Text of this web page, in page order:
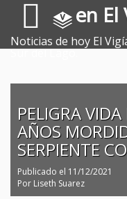
en El
Noticias de hoy El
Sur del Lago.
PELIGRA
AÑOS
SERPIENTE
Publicado el 11/12/2021
Por Liseth Suarez